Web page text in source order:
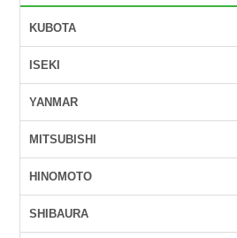
KUBOTA
ISEKI
YANMAR
MITSUBISHI
HINOMOTO
SHIBAURA